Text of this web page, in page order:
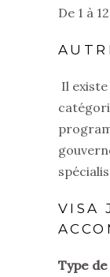
De 1 à
Il
VISA
Type de